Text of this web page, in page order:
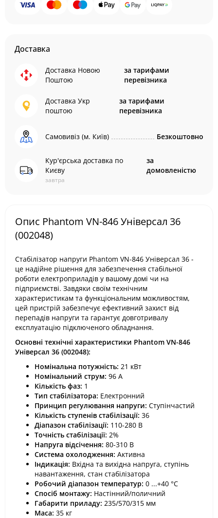
Доставка
Доставка Новою
Поштою
за тарифами
перевізника
Доставка Укр
поштою
за тарифами
перевізника
Самовивіз (м. Київ) Безкоштовно
Кур'єрська доставка по
Києву
завтра
за
домовленістю
Опис Phantom VN-846 Універсал 36
(002048)
Стабілізатор напруги Phantom VN-846 Універсал 36 -
це надійне рішення для забезпечення стабільної
роботи електроприладів у вашому домі чи на
підприємстві. Завдяки своїм технічним
характеристикам та функціональним можливостям,
цей пристрій забезпечує ефективний захист від
перепадів напруги та гарантує довготривалу
експлуатацію підключеного обладнання.​
Основні технічні характеристики Phantom VN-846
Універсал 36 (002048):
Номінальна потужність: 21 кВт​
Номінальний струм: 96 А​
Кількість фаз: 1​
Тип стабілізатора: Електронний​
Принцип регулювання напруги: Ступінчастий​
Кількість ступенів стабілізації: 36​
Діапазон стабілізації: 110-280 В​
Точність стабілізації: 2%​
Напруга відсічення: 80-310 В​
Система охолодження: Активна​
Індикація: Вхідна та вихідна напруга, ступінь
навантаження, стан стабілізатора​
Робочий діапазон температур: 0 ...+40 °С​
Спосіб монтажу: Настінний/поличний​
Габарити приладу: 235/570/315 мм​
Маса: 35 кг​